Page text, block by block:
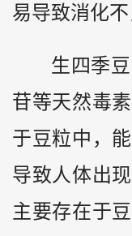
易导致消化不
生四季
苷等天然毒
于豆粒中，
导致人体出
主要存在于